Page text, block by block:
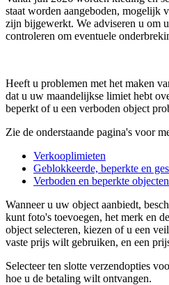
staat worden aangeboden, mogelijk
zijn bijgewerkt. We adviseren u om
controleren om eventuele
Heeft u problemen met het maken
dat u uw maandelijkse limiet hebt
beperkt of u een verboden object
Zie de onderstaande pagina's voor
Verkooplimieten
Geblokkeerde, beperkte en
Verboden en beperkte objecten
Wanneer u uw object aanbiedt,
kunt foto's toevoegen, het merk en
object selecteren, kiezen of u een
vaste prijs wilt gebruiken, en een
Selecteer ten slotte verzendopties
hoe u de betaling wilt ontvangen.